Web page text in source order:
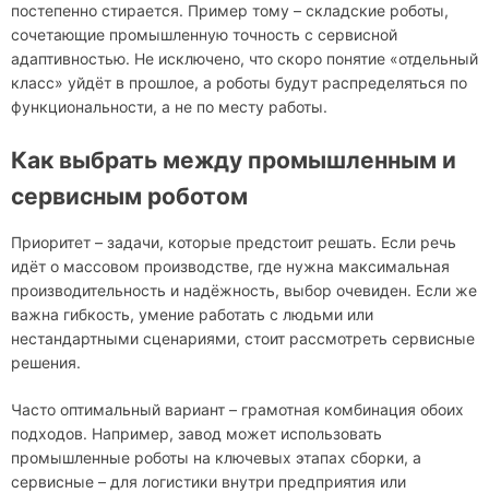
постепенно стирается. Пример тому – складские роботы,
сочетающие промышленную точность с сервисной
адаптивностью. Не исключено, что скоро понятие «отдельный
класс» уйдёт в прошлое, а роботы будут распределяться по
функциональности, а не по месту работы.
Как выбрать между промышленным и
сервисным роботом
Приоритет – задачи, которые предстоит решать. Если речь
идёт о массовом производстве, где нужна максимальная
производительность и надёжность, выбор очевиден. Если же
важна гибкость, умение работать с людьми или
нестандартными сценариями, стоит рассмотреть сервисные
решения.
Часто оптимальный вариант – грамотная комбинация обоих
подходов. Например, завод может использовать
промышленные роботы на ключевых этапах сборки, а
сервисные – для логистики внутри предприятия или